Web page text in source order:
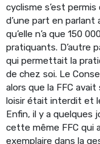
cyclisme s’est
d’une part en
qu’elle n’a que 150
pratiquants. D’autre
qui permettait la
de chez soi. Le
alors que la FFC
loisir était interdit et
Enfin, il y a quelques
cette même FFC qui
exemplaire dans la